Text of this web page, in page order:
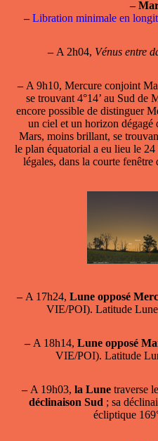
–
– Libration minimale en
–A 2h04, Vénus entre
–A 9h10, Mercure conjoint
se trouvant 4°14’ au Sud de
encore possible de distinguer
un ciel et un horizon dégagé
Mars, moins brillant, se
le plan équatorial a eu lieu le
légales, dans la courte
–A 17h24, Lune opposé
VIE/POI). Latitude Lune
–A 18h14, Lune opposé
VIE/POI). Latitude
–A 19h03, la Lune traverse
déclinaison Sud ; sa
écliptique